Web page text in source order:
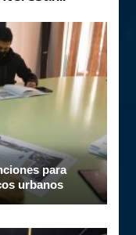
para
urbanos